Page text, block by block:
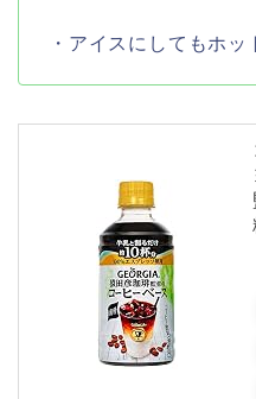
・アイスにしてもホッ